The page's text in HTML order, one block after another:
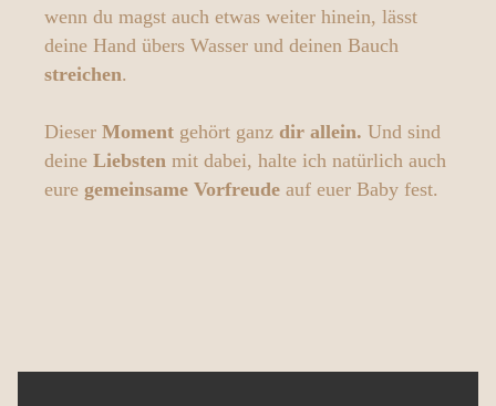
wenn du magst auch etwas weiter hinein, lässt
deine Hand übers Wasser und deinen Bauch
streichen.
Dieser Moment gehört ganz dir allein. Und sind
deine Liebsten mit dabei, halte ich natürlich auch
eure gemeinsame Vorfreude auf euer Baby fest.